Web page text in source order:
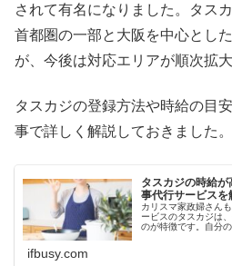
されて有名になりました。タス
首都圏の一部と大阪を中心とし
が、今後は対応エリアが順次拡
タスカジの登録方法や時給の目
事で詳しく解説しておきました。
タスカジの時給
事代行サービスを
カリスマ家政婦さん
ービスのタスカジは
のが特徴です。自分
ifbusy.com